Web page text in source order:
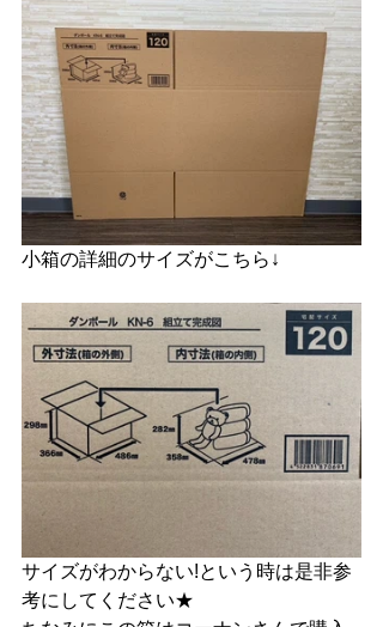
小箱の詳細のサイズがこちら↓
サイズがわからない!という時は是非参
考にしてください★